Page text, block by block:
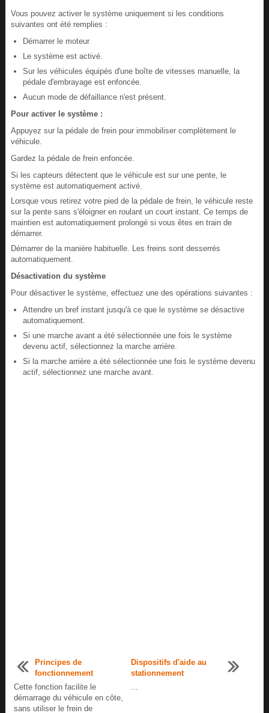
Vous pouvez activer le système uniquement si les conditions
suivantes ont été remplies :
Démarrer le moteur
Le système est activé.
Sur les véhicules équipés d'une boîte de vitesses manuelle, la
pédale d'embrayage est enfoncée.
Aucun mode de défaillance n'est présent.
Pour activer le système :
Appuyez sur la pédale de frein pour immobiliser complètement le
véhicule.
Gardez la pédale de frein enfoncée.
Si les capteurs détectent que le véhicule est sur une pente, le
système est automatiquement activé.
Lorsque vous retirez votre pied de la pédale de frein, le véhicule reste
sur la pente sans s'éloigner en roulant un court instant. Ce temps de
maintien est automatiquement prolongé si vous êtes en train de
démarrer.
Démarrer de la manière habituelle. Les freins sont desserrés
automatiquement.
Désactivation du système
Pour désactiver le système, effectuez une des opérations suivantes :
Attendre un bref instant jusqu'à ce que le système se désactive
automatiquement.
Si une marche avant a été sélectionnée une fois le système
devenu actif, sélectionnez la marche arrière.
Si la marche arrière a été sélectionnée une fois le système devenu
actif, sélectionnez une marche avant.
Principes de
fonctionnement
Cette fonction facilite le
démarrage du véhicule en côte,
sans utiliser le frein de
Dispositifs d'aide au
stationnement